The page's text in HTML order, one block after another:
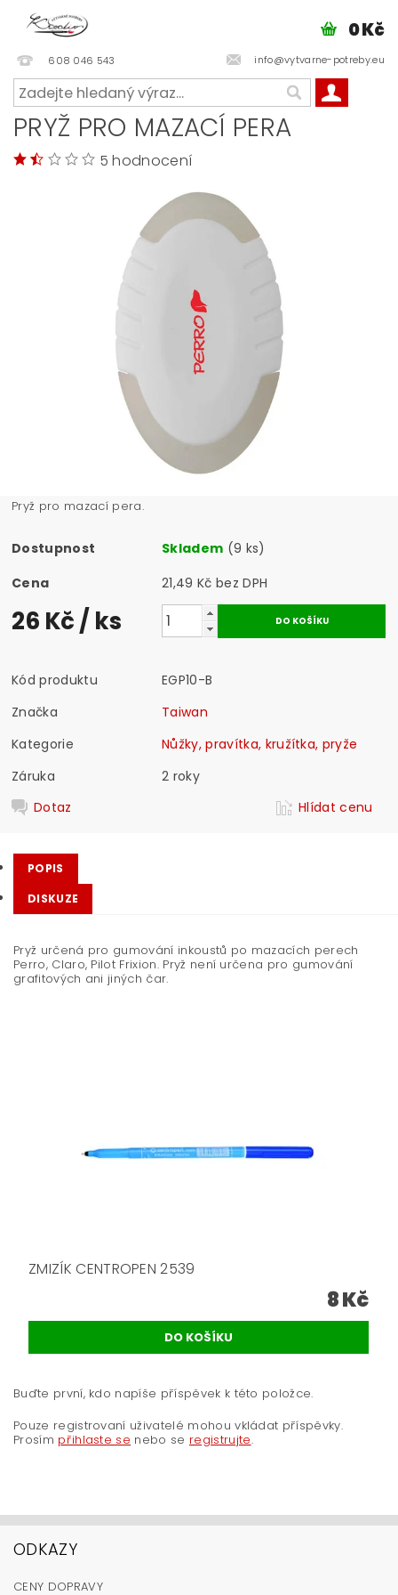
608 046 543 info@vytvarne-potreby.eu
0 Kč
PRYŽ PRO MAZACÍ PERA
5 hodnocení
Pryž pro mazací pera.
Dostupnost Skladem (9 ks)
Cena
21,49 Kč bez DPH
26 Kč/ ks
Kód produktu
EGP10-B
Značka
Taiwan
Kategorie
Nůžky, pravítka, kružítka, pryže
Záruka
2 roky
Dotaz
Hlídat cenu
POPIS
DISKUZE
Pryž určená pro gumování inkoustů po mazacích perech
Perro, Claro, Pilot Frixion. Pryž není určena pro gumování
grafitových ani jiných čar.
ZMIZÍK CENTROPEN 2539
8 Kč
Buďte první, kdo napíše příspěvek k této položce.
Pouze registrovaní uživatelé mohou vkládat příspěvky.
Prosím přihlaste se nebo se registrujte.
ODKAZY
CENY DOPRAVY